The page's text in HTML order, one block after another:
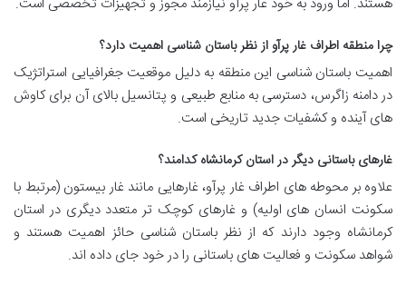
چرا منطقه اطراف غار پرآو از نظر باستان شناسی اهمیت دارد؟
اهمیت باستان شناسی این منطقه به دلیل موقعیت جغرافیایی استراتژیک
در دامنه زاگرس، دسترسی به منابع طبیعی و پتانسیل بالای آن برای کاوش
های آینده و کشفیات جدید تاریخی است.
غارهای باستانی دیگر در استان کرمانشاه کدامند؟
علاوه بر محوطه های اطراف غار پرآو، غارهایی مانند غار بیستون (مرتبط با
سکونت انسان های اولیه) و غارهای کوچک تر متعدد دیگری در استان
کرمانشاه وجود دارند که از نظر باستان شناسی حائز اهمیت هستند و
شواهد سکونت و فعالیت های باستانی را در خود جای داده اند.